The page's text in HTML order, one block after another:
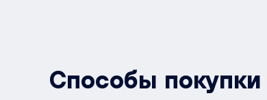
Способы покупки